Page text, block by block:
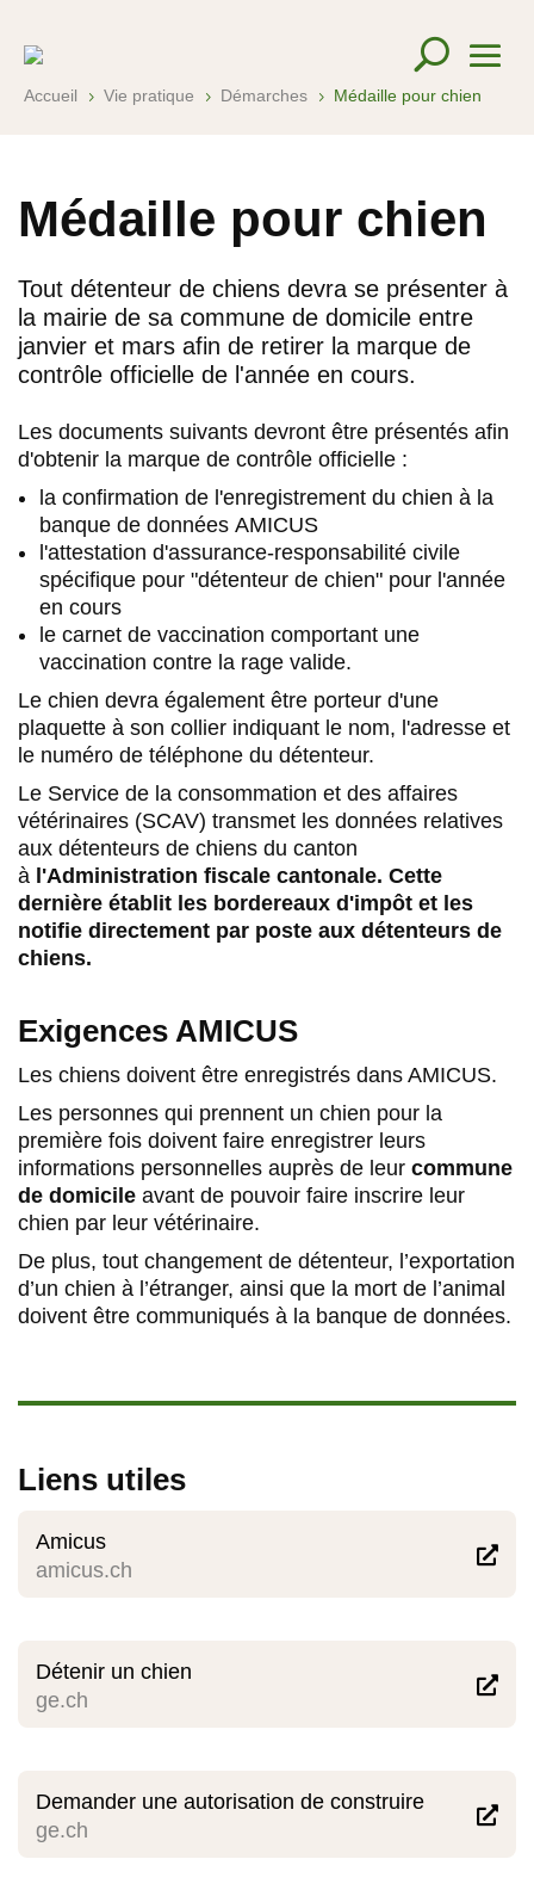
Accueil 5 Vie pratique 5 Démarches 5 Médaille pour chien
Médaille pour chien
Tout détenteur de chiens devra se présenter à
la mairie de sa commune de domicile entre
janvier et mars afin de retirer la marque de
contrôle officielle de l'année en cours.
Les documents suivants devront être présentés afin
d'obtenir la marque de contrôle officielle :
la confirmation de l'enregistrement du chien à la
banque de données AMICUS
l'attestation d'assurance-responsabilité civile
spécifique pour "détenteur de chien" pour l'année
en cours
le carnet de vaccination comportant une
vaccination contre la rage valide.
Le chien devra également être porteur d'une
plaquette à son collier indiquant le nom, l'adresse et
le numéro de téléphone du détenteur.
Le Service de la consommation et des affaires
vétérinaires (SCAV) transmet les données relatives
aux détenteurs de chiens du canton
à l'Administration fiscale cantonale. Cette
dernière établit les bordereaux d'impôt et les
notifie directement par poste aux détenteurs de
chiens.
Exigences AMICUS
Les chiens doivent être enregistrés dans AMICUS.
Les personnes qui prennent un chien pour la
première fois doivent faire enregistrer leurs
informations personnelles auprès de leur commune
de domicile avant de pouvoir faire inscrire leur
chien par leur vétérinaire.
De plus, tout changement de détenteur, l’exportation
d’un chien à l’étranger, ainsi que la mort de l’animal
doivent être communiqués à la banque de données.
Liens utiles

Amicus
amicus.ch

Détenir un chien
ge.ch

Demander une autorisation de construire
ge.ch